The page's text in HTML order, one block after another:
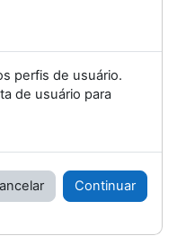
perfis de usuário.
de usuário para
Continuar